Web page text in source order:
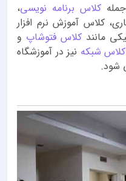
کلاس برنامه نویسی،
کلاس آموزش نرم افزار
مانندکلاس فتوشاپ و
کلاس شبکه نیز در آموزشگاه
شود.